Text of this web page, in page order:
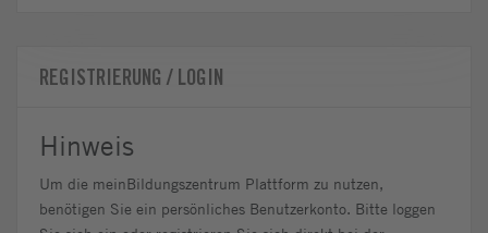
REGISTRIERUNG / LOGIN
Hinweis
Um die meinBildungszentrum Plattform zu nutzen,
benötigen Sie ein persönliches Benutzerkonto. Bitte loggen